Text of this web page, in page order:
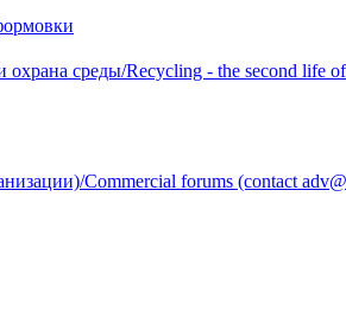
среды/Recycling - the second life
Commercial forums (contact